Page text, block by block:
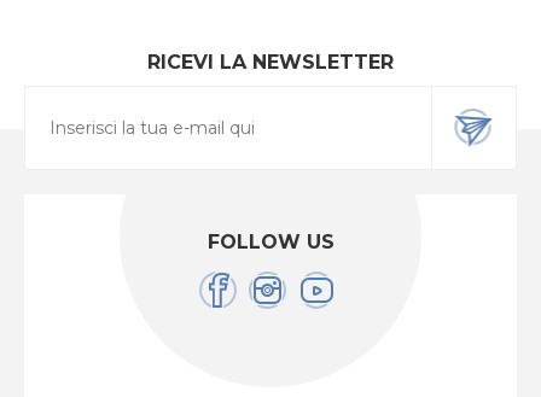
RICEVI LA NEWSLETTER
FOLLOW US